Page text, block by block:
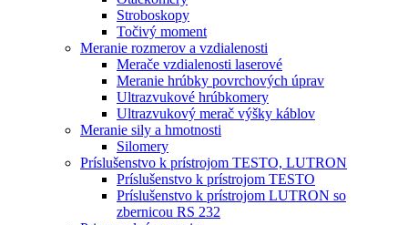
Stroboskopy
Točivý moment
Meranie rozmerov a vzdialenosti
Merače vzdialenosti laserové
Meranie hrúbky povrchových úprav
Ultrazvukové hrúbkomery
Ultrazvukový merač výšky káblov
Meranie sily a hmotnosti
Silomery
Príslušenstvo k prístrojom TESTO, LUTRON
Príslušenstvo k prístrojom TESTO
Príslušenstvo k prístrojom LUTRON so
zbernicou RS 232